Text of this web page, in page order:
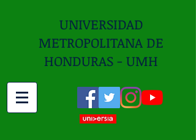
UNIVERSIDAD
METROPOLITANA DE
HONDURAS - UMH